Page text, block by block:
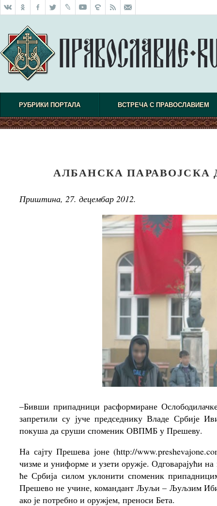
РУБРИКИ ПОРТАЛА ВСТРЕЧА С ПРАВОСЛАВИЕМ
АЛБАНСКА
Приштина, 27. децембар 2012.
–Бивши припадници расформиране
запретили су јуче председнику Владе Србије
покуша да сруши споменик ОВПМБ у Прешеву.
На сајту Прешева јоне (http://
чизме и униформе и узети оружје. Одговарајући
ће Србија силом уклонити споменик
Прешево не учине, командант Љуљи – Љуљзим
ако је потребно и оружјем, преноси Бета.